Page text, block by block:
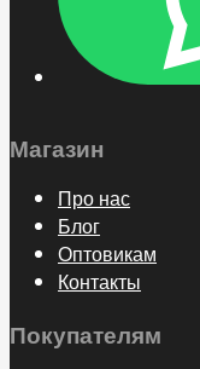
Магазин
Про нас
Блог
Оптовикам
Контакты
Покупателям